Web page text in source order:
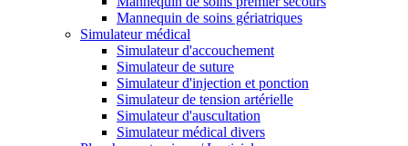
Mannequin de soins gériatriques
Simulateur médical
Simulateur d'accouchement
Simulateur de suture
Simulateur d'injection et ponction
Simulateur de tension artérielle
Simulateur d'auscultation
Simulateur médical divers